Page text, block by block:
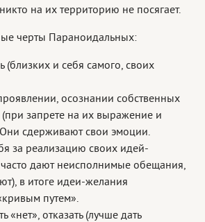
на их территорию не посягает.
черты Параноидальных:
(близких и себя самого, своих
осознании собственных
запрете на их выражение и
сдерживают свои эмоции.
за реализацию своих идей-
дают неисполнимые обещания,
в итоге идеи-желания
путем».
«нет», отказать (лучше дать